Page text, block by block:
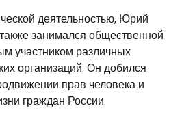
деятельностью, Юрий
занимался общественной
участником различных
организаций. Он добился
прав человека и
граждан России.